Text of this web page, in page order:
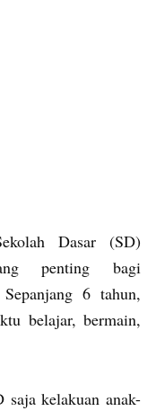
Dasar (SD)
penting bagi
Sepanjang 6 tahun,
belajar, bermain,
kelakuan anak-